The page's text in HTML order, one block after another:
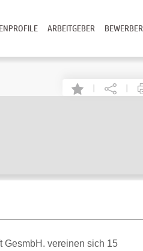
BEWERBER
ARBEITGEBER
| |
GesmbH. vereinen sich 15